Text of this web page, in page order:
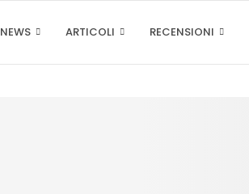
NEWS ARTICOLI RECENSIONI